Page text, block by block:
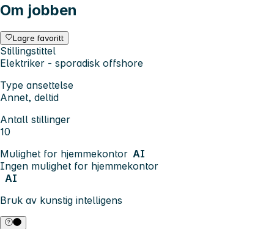
Om jobben
Lagre favoritt
Stillingstittel
Elektriker - sporadisk offshore
Type ansettelse
Annet, deltid
Antall stillinger
10
Mulighet for hjemmekontor AI
Ingen mulighet for hjemmekontor
AI
Bruk av kunstig intelligens